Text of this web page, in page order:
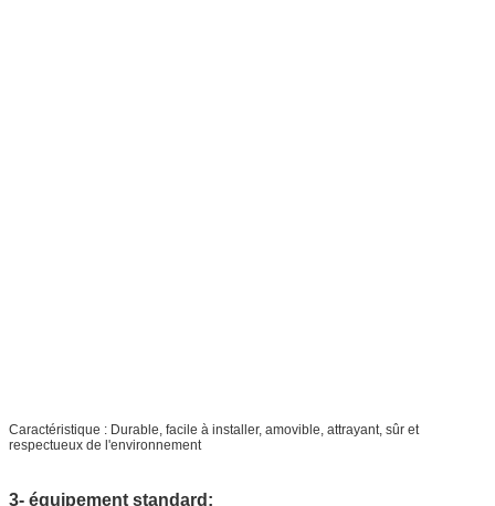
Caractéristique : Durable, facile à installer, amovible, attrayant, sûr et
respectueux de l'environnement
3- équipement standard: